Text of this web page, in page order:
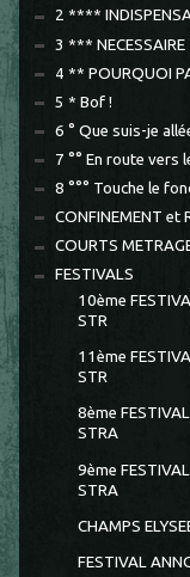
2 ****
3 *** NECESSAIRE
4 ** POURQUOI
5 * Bof !
6 ° Que suis-je
7 °° En route vers
8 °°° Touche le
CONFINEMENT et
COURTS
FESTIVALS
10ème
STR
11ème
STR
8ème
STRA
9ème
STRA
CHAMPS
FESTIVAL